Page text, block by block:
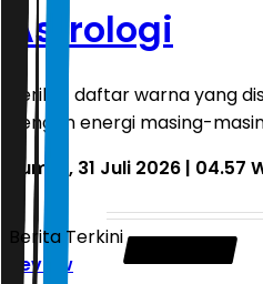
Astrologi
Berikut daftar warna yang
dengan energi masing-
Jumat, 31 Juli 2026 | 04.57
Berita Terkini
Review